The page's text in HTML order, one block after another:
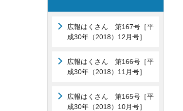
広報はくさん 第167号［平
成30年（2018）12月号］
広報はくさん 第166号［平
成30年（2018）11月号］
広報はくさん 第165号［平
成30年（2018）10月号］